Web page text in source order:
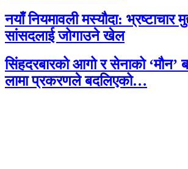
नयाँ नियमावली मस्यौदा: भ्रष्टाचार
सांसदलाई जोगाउने खेल
सिंहदरबारको आगो र सेनाको
लामा प्रकरणले बदलिएको…